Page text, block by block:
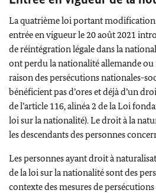
La quatrième loi portant
entrée en vigueur le 20 août 2021
de réintégration légale dans la
ont perdu la nationalité allemande ou
raison des persécutions nationales-
bénéficient pas d’ores et déjà d’un
de l’article 116, alinéa 2 de la Loi
loi sur la nationalité). Le droit à la
les descendants des personnes
Les personnes ayant droit à
de la loi sur la nationalité sont des
contexte des mesures de